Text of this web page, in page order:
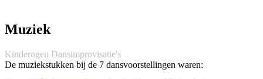
Muziek
Kinderogen Dansimprovisatie's
De muziekstukken bij de 7 dansvoorstellingen waren: